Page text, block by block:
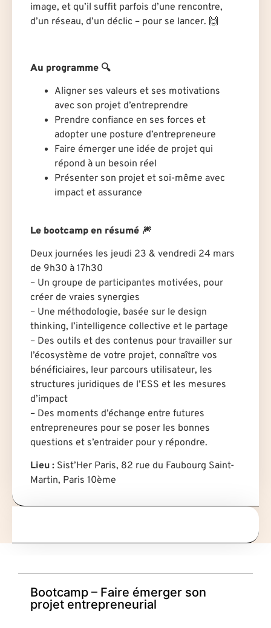
image, et qu’il suffit parfois d’une rencontre,
d’un réseau, d’un déclic – pour se lancer. 🙌
Au programme 🔍
Aligner ses valeurs et ses motivations
avec son projet d’entreprendre
Prendre confiance en ses forces et
adopter une posture d’entrepreneure
Faire émerger une idée de projet qui
répond à un besoin réel
Présenter son projet et soi-même avec
impact et assurance
Le bootcamp en résumé 🎆
Deux journées les jeudi 23 & vendredi 24 mars
de 9h30 à 17h30
– Un groupe de participantes motivées, pour
créer de vraies synergies
– Une méthodologie, basée sur le design
thinking, l’intelligence collective et le partage
– Des outils et des contenus pour travailler sur
l’écosystème de votre projet, connaître vos
bénéficiaires, leur parcours utilisateur, les
structures juridiques de l’ESS et les mesures
d’impact
– Des moments d’échange entre futures
entrepreneures pour se poser les bonnes
questions et s’entraider pour y répondre.
Lieu : Sist’Her Paris, 82 rue du Faubourg Saint-
Martin, Paris 10ème
Bootcamp – Faire émerger son
projet entrepreneurial